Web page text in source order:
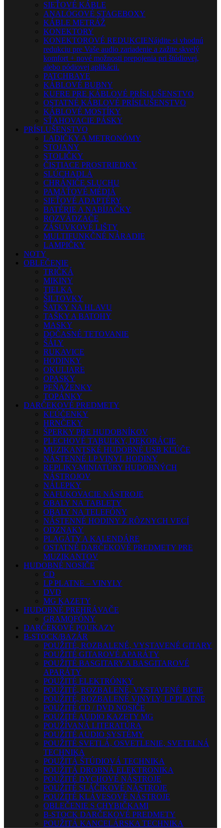
SIEŤOVÉ KÁBLE
ANALÓGOVÉ STAGEBOXY
KÁBLE METRÁŽ
KONEKTORY
KONEKTOROVÉ REDUKCIENájdite si vhodnú
redukciu pre Vaše audio zariadenie a zažite skvelý
komfort + nové možnosti prepojenia pri štúdiovej,
alebo pódiovej aplikácii.
PATCHBAYE
KÁBLOVÉ BUBNY
KUFRE PRE KÁBLOVÉ PRÍSLUŠENSTVO
OSTATNÉ KÁBLOVÉ PRÍSLUŠENSTVO
KÁBLOVÉ MOSTÍKY
SŤAHOVACIE PÁSKY
PRÍSLUŠENSTVO
LADIČKY A METRONÓMY
STOJANY
STOLIČKY
ČISTIACE PROSTRIEDKY
SLÚCHADLÁ
CHRÁNIČE SLUCHU
PAMÄŤOVÉ MÉDIÁ
SIEŤOVÉ ADAPTÉRY
BATÉRIE A NABÍJAČKY
ROZVÁDZAČE
ZÁSUVKOVÉ LIŠTY
MULTIFUNKČNÉ NÁRADIE
LAMPIČKY
NOTY
OBLEČENIE
TRIČKÁ
MIKINY
TIELKA
ŠILTOVKY
ŠATKY NA HLAVU
TAŠKY A BATOHY
MASKY
DOČASNÉ TETOVANIE
ŠÁLY
RUKAVICE
HODINKY
OKULIARE
OPASKY
PEŇAŽENKY
TOPÁNKY
DARČEKOVÉ PREDMETY
KĽÚČENKY
HRNČEKY
ŠPERKY PRE HUDOBNÍKOV
PLECHOVÉ TABUĽKY, DEKORÁCIE
MUZIKANTSKÉ HUDOBNÉ USB KĽÚČE
NÁSTENNÉ LP VINYL HODINY
REPLIKY-MINIATÚRY HUDOBNÝCH
NÁSTROJOV
NÁLEPKY
NAFUKOVACIE NÁSTROJE
OBALY NA TABLETY
OBALY NA TELEFÓNY
NÁSTENNÉ HODINY Z RÔZNYCH VECÍ
ODZNAKY
PLAGÁTY A KALENDÁRE
OSTATNÉ DARČEKOVÉ PREDMETY PRE
MUZIKANTOV
HUDOBNÉ NOSIČE
CD
LP PLATNE – VINYLY
DVD
MG KAZETY
HUDOBNÉ PREHRÁVAČE
GRAMOFÓNY
DARČEKOVÉ POUKAZY
B-STOCK/BAZÁR
POUŽITÉ, ROZBALENÉ, VYSTAVENÉ GITARY
POUŽITÉ GITAROVÉ APARÁTY
POUŽITÉ BASGITARY A BASGITAROVÉ
APARÁTY
POUŽITÉ ELEKTRÓNKY
POUŽITÉ, ROZBALENÉ, VYSTAVENÉ BICIE
POUŽITÉ, ROZBALENÉ VINYLY, LP PLATNE
POUŽITÉ CD / DVD NOSIČE
POUŽITÉ AUDIO KAZETY MG
POUŽÍVANÁ LITERATÚRA
POUŽITÉ AUDIO SYSTÉMY
POUŽITÉ SVETLÁ, OSVETLENIE, SVETELNÁ
TECHNIKA
POUŽITÁ ŠTÚDIOVÁ TECHNIKA
POUŽITÁ DROBNÁ ELEKTRONIKA
POUŽITÉ DYCHOVÉ NÁSTROJE
POUŽITÉ SLÁČIKOVÉ NÁSTROJE
POUŽITÉ KLÁVESOVÉ NÁSTROJE
OBLEČENIE S CHYBIČKAMI
B-STOCK DARČEKOVÉ PREDMETY
POUŽITÁ KANCELÁRSKA TECHNIKA